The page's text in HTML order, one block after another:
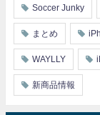
Soccer Junky
まとめ
WAYLLY
新商品情報